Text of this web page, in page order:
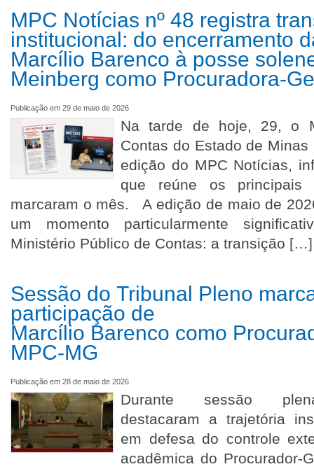
MPC Notícias nº 48 registra
institucional: do encerramento
Marcílio Barenco à posse
Meinberg como Procuradora-
Publicação em 29 de maio de 2026
Na tarde de hoje, 29, o
Contas do Estado de Minas
edição do MPC Notícias,
que reúne os principais
marcaram o mês. A edição de maio de
um momento particularmente
Ministério Público de Contas: a transição […]
Sessão do Tribunal Pleno
participação de
Marcílio Barenco como
MPC-MG
Publicação em 28 de maio de 2026
Durante sessão
destacaram a trajetória
em defesa do controle
acadêmica do